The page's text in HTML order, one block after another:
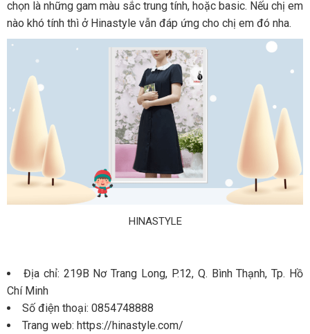
chọn là những gam màu sắc trung tính, hoặc basic. Nếu chị em
nào khó tính thì ở Hinastyle vẫn đáp ứng cho chị em đó nha.
HINASTYLE
Địa chỉ: 219B Nơ Trang Long, P.12, Q. Bình Thạnh, Tp. Hồ
Chí Minh
Số điện thoại: 0854748888
Trang web: https://hinastyle.com/